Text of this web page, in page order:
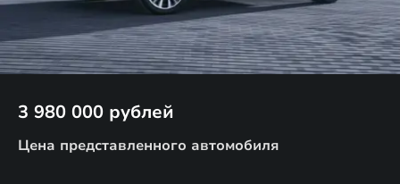
3 980 000 рублей
Цена представленного автомобиля